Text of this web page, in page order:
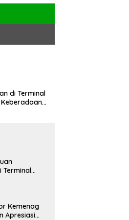
Pandega Pangandaran Ajak
Masyarakat Bersatu Dalam
di Terminal
Keberadaan
Terminal
Kemenag
Apresiasi